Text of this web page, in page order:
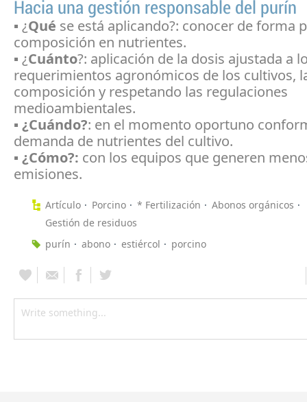
Hacia una gestión responsable del purín
▪ ¿Qué se está aplicando?: conocer de forma
composición en nutrientes.
▪ ¿Cuánto?: aplicación de la dosis ajustada a
requerimientos agronómicos de los cultivos,
composición y respetando las regulaciones
medioambientales.
▪ ¿Cuándo?: en el momento oportuno
demanda de nutrientes del cultivo.
▪ ¿Cómo?: con los equipos que generen
emisiones.
Artículo Porcino * Fertilización
Abonos orgánicos
Gestión de residuos
purín
abono estiércol porcino